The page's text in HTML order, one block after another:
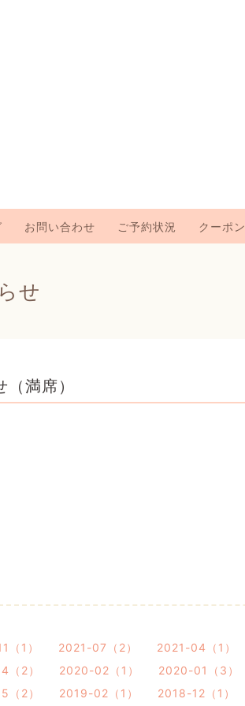
お問い合わせ ご予約状況 クーポン
せ
満席）
（1） 2021-07（2） 2021-04（1）
（2） 2020-02（1） 2020-01（3）
（2） 2019-02（1） 2018-12（1）